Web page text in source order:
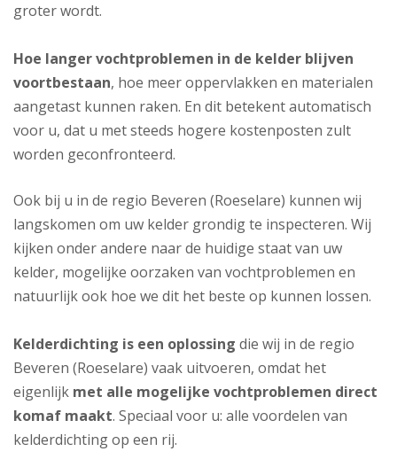
groter wordt.
Hoe langer vochtproblemen in de kelder blijven
voortbestaan, hoe meer oppervlakken en materialen
aangetast kunnen raken. En dit betekent automatisch
voor u, dat u met steeds hogere kostenposten zult
worden geconfronteerd.
Ook bij u in de regio Beveren (Roeselare) kunnen wij
langskomen om uw kelder grondig te inspecteren. Wij
kijken onder andere naar de huidige staat van uw
kelder, mogelijke oorzaken van vochtproblemen en
natuurlijk ook hoe we dit het beste op kunnen lossen.
Kelderdichting is een oplossing die wij in de regio
Beveren (Roeselare) vaak uitvoeren, omdat het
eigenlijk met alle mogelijke vochtproblemen direct
komaf maakt. Speciaal voor u: alle voordelen van
kelderdichting op een rij.